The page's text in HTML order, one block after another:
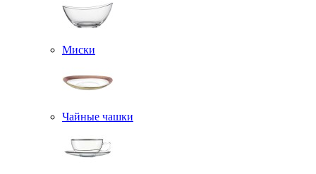
Миски
Чайные чашки